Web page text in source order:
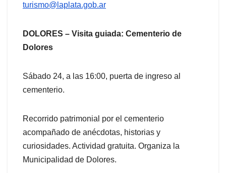
turismo@laplata.gob.ar
DOLORES – Visita guiada: Cementerio de
Dolores
Sábado 24, a las 16:00, puerta de ingreso al
cementerio.
Recorrido patrimonial por el cementerio
acompañado de anécdotas, historias y
curiosidades. Actividad gratuita. Organiza la
Municipalidad de Dolores.